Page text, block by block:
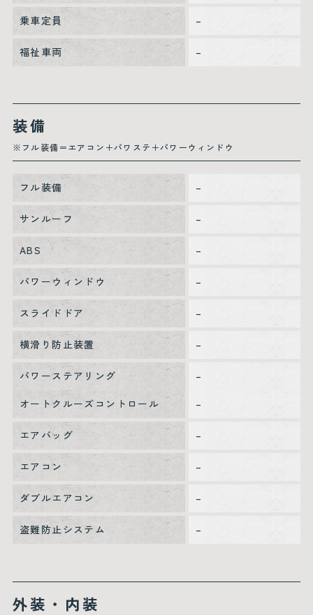
乗車定員 –
福祉車両 –
装備
※フル装備＝エアコン＋パワステ＋パワーウィンドウ
フル装備 –
サンルーフ –
ABS –
パワーウィンドウ –
スライドドア –
横滑り防止装置 –
パワーステアリング
–
オートクルーズコントロール
–
エアバッグ –
エアコン –
ダブルエアコン –
盗難防止システム –
外装・内装